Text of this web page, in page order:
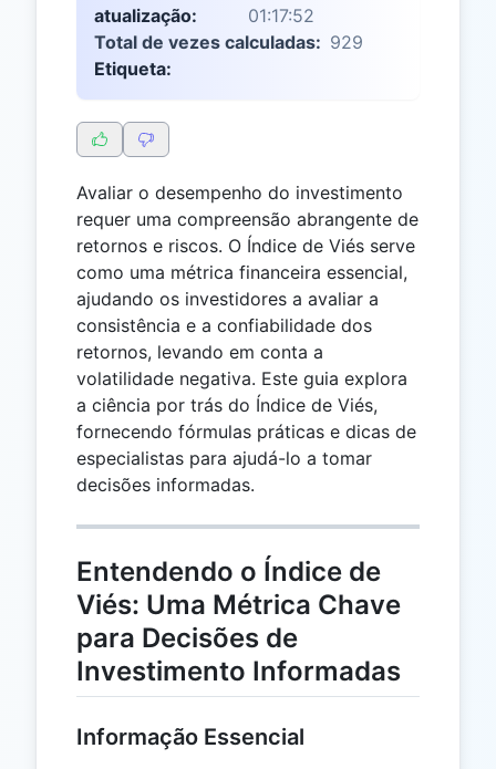
atualização:
01:17:52
Total de vezes calculadas: 929
Etiqueta:
Avaliar o desempenho do investimento
requer uma compreensão abrangente de
retornos e riscos. O Índice de Viés serve
como uma métrica financeira essencial,
ajudando os investidores a avaliar a
consistência e a confiabilidade dos
retornos, levando em conta a
volatilidade negativa. Este guia explora
a ciência por trás do Índice de Viés,
fornecendo fórmulas práticas e dicas de
especialistas para ajudá-lo a tomar
decisões informadas.
Entendendo o Índice de
Viés: Uma Métrica Chave
para Decisões de
Investimento Informadas
Informação Essencial